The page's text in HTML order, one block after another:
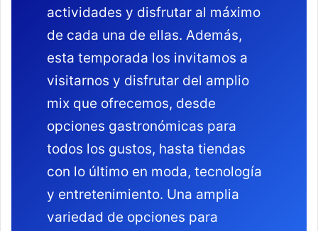
actividades y disfrutar al máximo
de cada una de ellas. Además,
esta temporada los invitamos a
visitarnos y disfrutar del amplio
mix que ofrecemos, desde
opciones gastronómicas para
todos los gustos, hasta tiendas
con lo último en moda, tecnología
y entretenimiento. Una amplia
variedad de opciones para